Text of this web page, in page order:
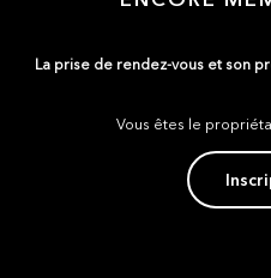
La prise de rendez-vous et son
Vous êtes le